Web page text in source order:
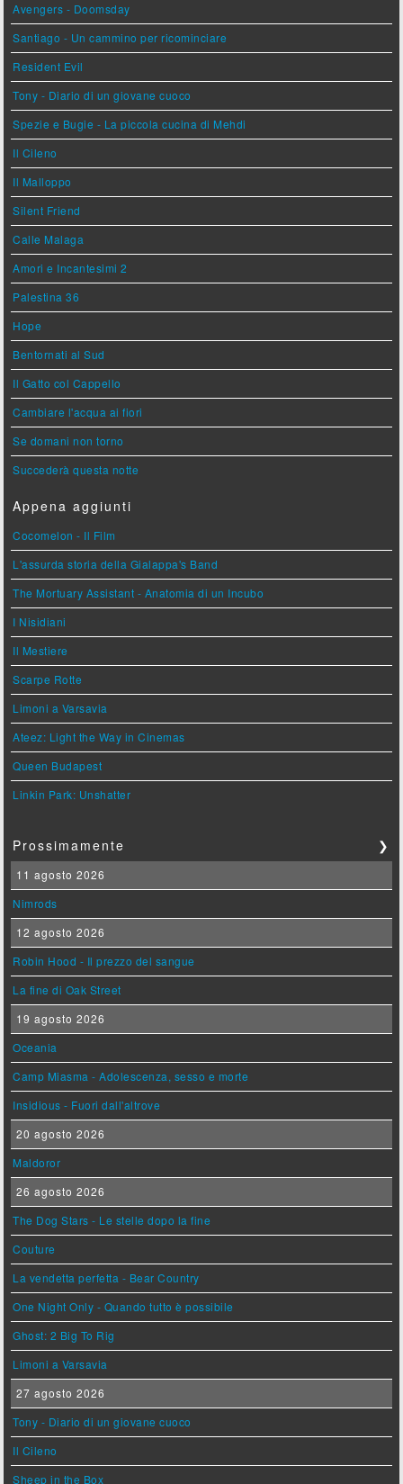
Avengers - Doomsday
Santiago - Un cammino per ricominciare
Resident Evil
Tony - Diario di un giovane cuoco
Spezie e Bugie - La piccola cucina di Mehdi
Il Cileno
Il Malloppo
Silent Friend
Calle Malaga
Amori e Incantesimi 2
Palestina 36
Hope
Bentornati al Sud
Il Gatto col Cappello
Cambiare l'acqua ai fiori
Se domani non torno
Succederà questa notte
Appena aggiunti
Cocomelon - Il Film
L'assurda storia della Gialappa's Band
The Mortuary Assistant - Anatomia di un Incubo
I Nisidiani
Il Mestiere
Scarpe Rotte
Limoni a Varsavia
Ateez: Light the Way in Cinemas
Queen Budapest
Linkin Park: Unshatter
Prossimamente ❯
11 agosto 2026
Nimrods
12 agosto 2026
Robin Hood - Il prezzo del sangue
La fine di Oak Street
19 agosto 2026
Oceania
Camp Miasma - Adolescenza, sesso e morte
Insidious - Fuori dall'altrove
20 agosto 2026
Maldoror
26 agosto 2026
The Dog Stars - Le stelle dopo la fine
Couture
La vendetta perfetta - Bear Country
One Night Only - Quando tutto è possibile
Ghost: 2 Big To Rig
Limoni a Varsavia
27 agosto 2026
Tony - Diario di un giovane cuoco
Il Cileno
Sheep in the Box